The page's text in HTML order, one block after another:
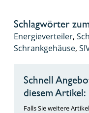
Schlagwörter
Energieverteiler,
Schrankgehäuse,
Schnell
diesem Artikel:
Falls Sie weitere